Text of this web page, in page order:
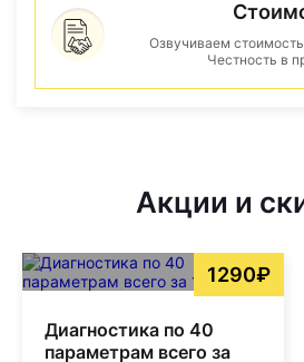
Озвучиваем
Честность в
Акции и
1290₽
Диагностика по 40
параметрам всего за